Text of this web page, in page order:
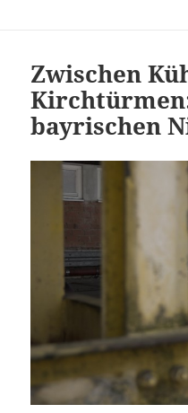
Zwischen
bayrischen